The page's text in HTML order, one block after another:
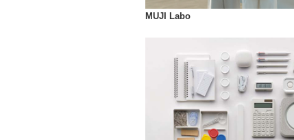
MUJI Labo